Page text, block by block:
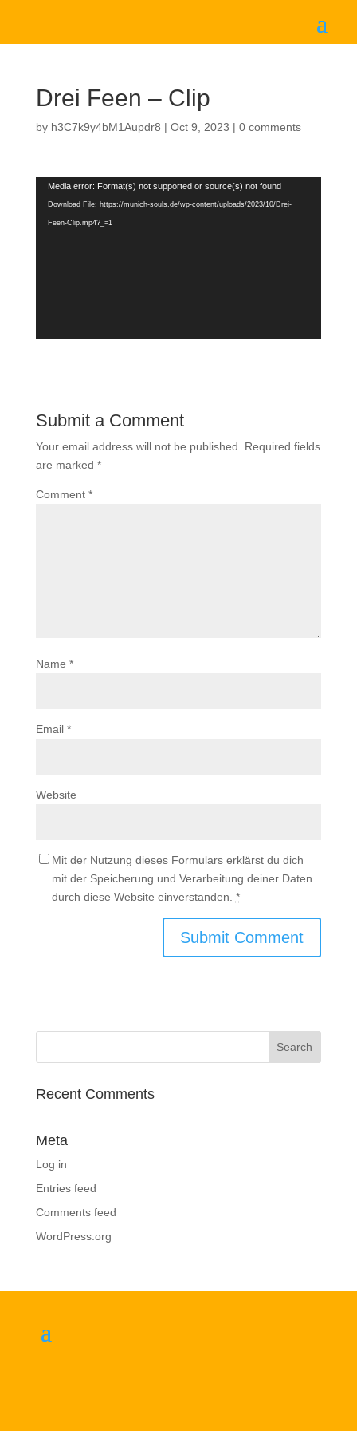
Drei Feen – Clip
by h3C7k9y4bM1Aupdr8 | Oct 9, 2023 | 0 comments
Video
Player
Media error: Format(s) not supported or source(s) not found
Download File: https://munich-souls.de/wp-content/uploads/2023/10/Drei-
Feen-Clip.mp4?_=1
Submit a Comment
Your email address will not be published. Required fields
are marked *
Comment *
Name *
Email *
Website
Mit der Nutzung dieses Formulars erklärst du dich
mit der Speicherung und Verarbeitung deiner Daten
durch diese Website einverstanden. *
Recent Comments
Meta
Log in
Entries feed
Comments feed
WordPress.org